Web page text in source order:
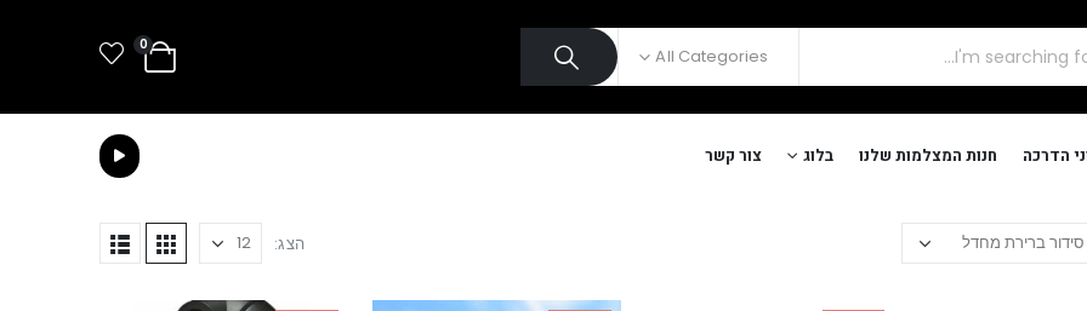
All Categories
0
הדרכה חנות המצלמות שלנו בלוג צור קשר
הצג: